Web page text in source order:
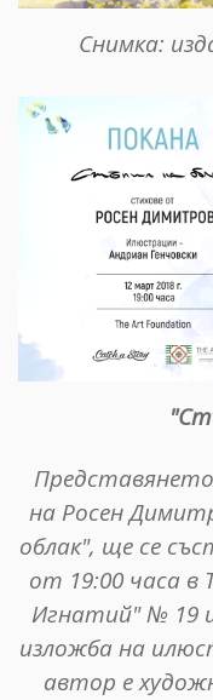
Снимка:
на Росен
облак", ще се
от 19:00 часа в
Игнатий" № 19
изложба на
автор е